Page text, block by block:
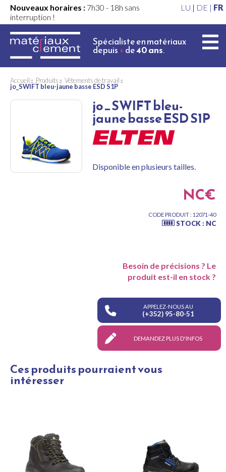
Nouveaux horaires : 7h30 - 18h sans
interruption !
LU | DE | FR
Spécialiste en matériaux
depuis+de40 ans.
Accueil Produits Vêtements de travail
jo_SWIFT bleu-jaune basse ESD S1P
jo_SWIFT bleu-
jaune basse ESD S1P
Disponible en plusieurs tailles.
NC€
CODE PRODUIT : 12071-40
STOCK : NC
Besoin de précisions ? Le
produit est-il en stock ?
APPELEZ-NOUS AU
(+352) 95-80-51
DEMANDEZ PLUS D'INFOS
Ces produits pourraient vous
intéresser